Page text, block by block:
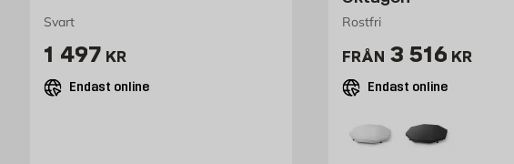
Svart
Pris 1497 kr
1 497 KR
Endast online
Rostfri
FRÅN Pris 3516 kr
3 516 KR
Endast online